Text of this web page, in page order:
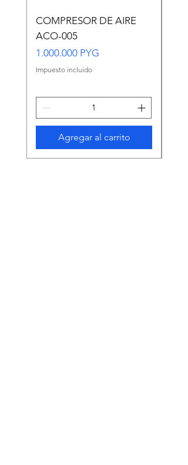
COMPRESOR DE AIRE
ACO-005
Precio
1.000.000 PYG
Impuesto incluido
Agregar al carrito